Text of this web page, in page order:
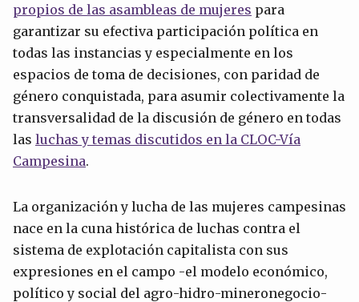
propios de las asambleas de mujeres para
garantizar su efectiva participación política en
todas las instancias y especialmente en los
espacios de toma de decisiones, con paridad de
género conquistada, para asumir colectivamente la
transversalidad de la discusión de género en todas
las luchas y temas discutidos en la CLOC-Vía
Campesina.
La organización y lucha de las mujeres campesinas
nace en la cuna histórica de luchas contra el
sistema de explotación capitalista con sus
expresiones en el campo -el modelo económico,
político y social del agro-hidro-mineronegocio-